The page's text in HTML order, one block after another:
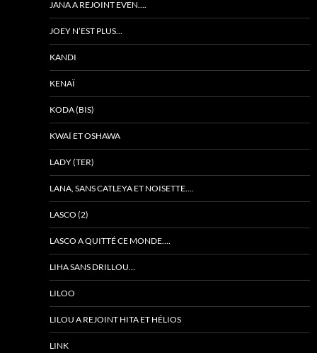
JANA A REJOINT EVEN….
JOEY N’EST PLUS…
KANDI
KENAÏ
KODA (BIS)
KWAÏ ET OSHAWA
LADY (TER)
LANA, SANS CATLEYA ET NOISETTE….
LASCO (2)
LASCO A QUITTÉ CE MONDE….
LIHA SANS DRILLOU…
LILOO
LILOU A REJOINT HITA ET HÉLIOS
LINK